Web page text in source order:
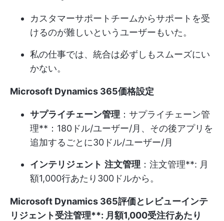
カスタマーサポートチームからサポートを受
けるのが難しいというユーザーもいた。
私の仕事では、統合は必ずしもスムーズにい
かない。
Microsoft Dynamics 365価格設定
サプライチェーン管理 ：サプライチェーン管
理**：180ドル/ユーザー/月、その後アプリを
追加するごとに30ドル/ユーザー/月
インテリジェント 注文管理 ：注文管理**: 月
額1,000行あたり300ドルから。
Microsoft Dynamics 365評価とレビューインテ
リジェント受注管理**: 月額1,000受注行あたり